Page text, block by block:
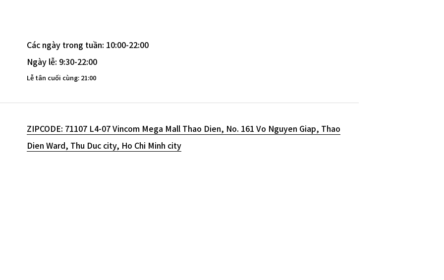
Các ngày trong tuần: 10:00-22:00
Ngày lễ: 9:30-22:00
Lễ tân cuối cùng: 21:00
ZIPCODE: 71107 L4-07 Vincom Mega Mall Thao Dien, No. 161 Vo Nguyen Giap, Thao
Dien Ward, Thu Duc city, Ho Chi Minh city